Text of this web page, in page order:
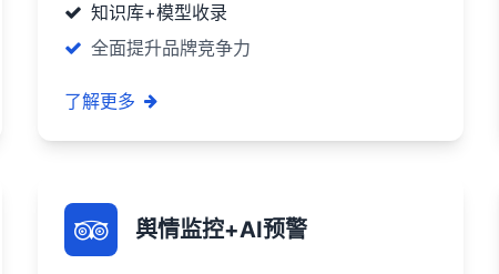
知识库+模型收录
全面提升品牌竞争力
了解更多
舆情监控+AI预警